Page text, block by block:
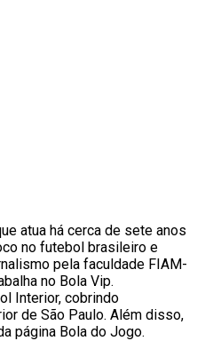
atua há cerca de sete anos
no futebol brasileiro e
pela faculdade FIAM-
no Bola Vip.
Interior, cobrindo
de São Paulo. Além disso,
página Bola do Jogo.